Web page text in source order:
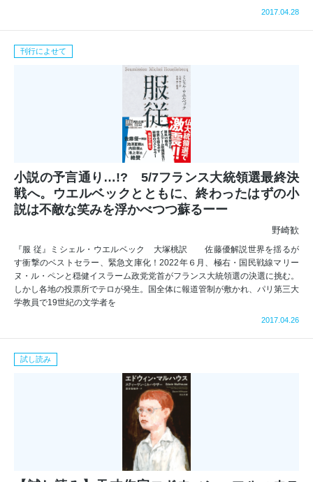
2017.04.28
刊行によせて
小説の予言通り…!? 5/7フランス大統領選最終決
戦へ。ウエルベックとともに、終わったはずの小
説は不敵な笑みを浮かべつつ蘇るーー
野崎歓
『服 従』ミシェル・ウエルベック 大塚桃訳 佐藤優解説世界を揺るが
す衝撃のベストセラー、緊急文庫化！2022年６月、極右・国民戦線マリー
ヌ・ル・ペンと穏健イスラーム政党党首がフランス大統領選の決選に挑む。
しかし各地の投票所でテロが発生。国全体に報道管制が敷かれ、パリ第三大
学教員で19世紀の文学者を
2017.04.26
試し読み